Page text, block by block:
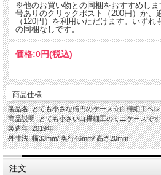
※他のお買い物との同梱をおすすめし
号ありのクリックポスト（200円）か、
（120円）を利用いただけます。いず
の同梱なしです。
価格:0円(税込)
商品仕様
製品名: とても小さな楕円のケース☆白樺細工ベ
商品説明: とても小さい白樺細工のミニケースです
製造年: 2019年
外寸法: 幅33mm/ 奥行46mm/ 高さ20mm
注文